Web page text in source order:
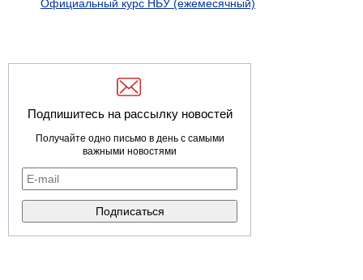
Официальный курс НБУ (ежемесячный)
Подпишитесь на рассылку новостей
Получайте одно письмо в день с самыми
важными новостями